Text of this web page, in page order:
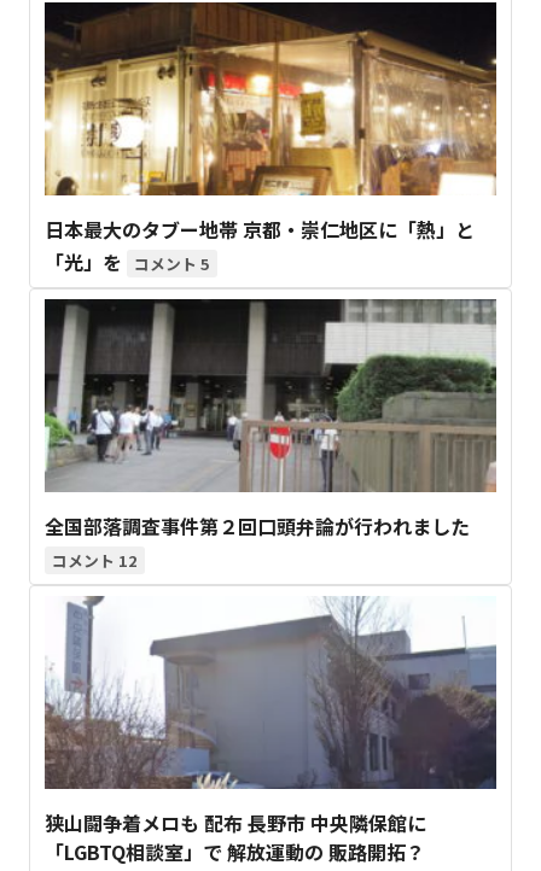
日本最大のタブー地帯 京都・崇仁地区に「熱」と
「光」を
5
全国部落調査事件第２回口頭弁論が行われました
12
狭山闘争着メロも 配布 長野市 中央隣保館に
「LGBTQ相談室」で 解放運動の 販路開拓？